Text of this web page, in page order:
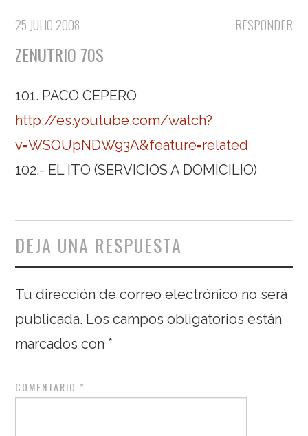
RESPONDER
25 JULIO 2008
ZENUTRIO 70S
101. PACO CEPERO
http://es.youtube.com/watch?
v=WSOUpNDW93A&feature=related
102.- EL ITO (SERVICIOS A DOMICILIO)
DEJA UNA RESPUESTA
Tu dirección de correo electrónico no será
publicada. Los campos obligatorios están
marcados con *
COMENTARIO *